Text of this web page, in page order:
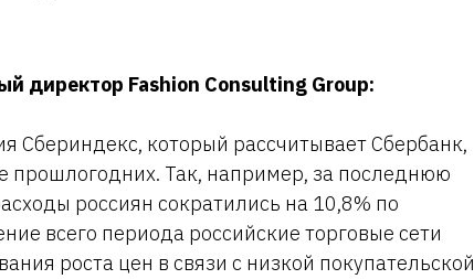
директор Fashion Consulting Group:
Сбериндекс, который рассчитывает Сбербанк,
прошлогодних. Так, например, за последнюю
россиян сократились на 10,8% по
всего периода российские торговые сети
роста цен в связи с низкой покупательской